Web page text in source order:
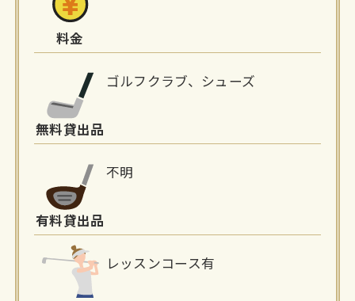
料金
無料貸出品
ゴルフクラブ、シューズ
有料貸出品
不明
レッスンコース有